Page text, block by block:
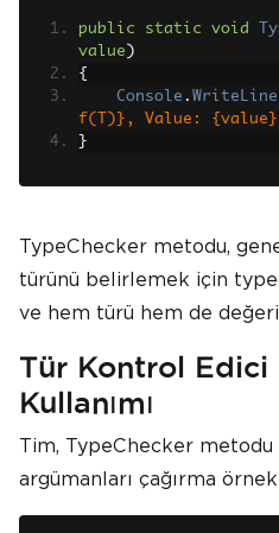
public static void
value )
{
Console . WriteLine
f(T)}, Value:
}
TypeChecker metodu,
türünü belirlemek için
ve hem türü hem de değeri
Tür Kontrol Edici
Kullanımı
Tim, TypeChecker
argümanları çağırma